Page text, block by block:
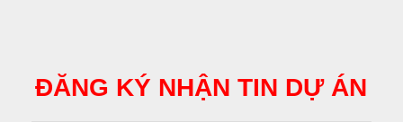
ĐĂNG KÝ NHẬN TIN DỰ ÁN